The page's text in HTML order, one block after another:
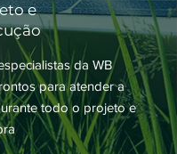
e
da WB
para atender a
todo o projeto e